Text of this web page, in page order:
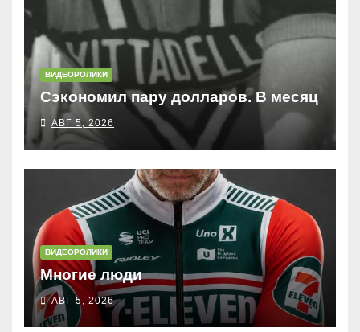
ВИДЕОРОЛИКИ
Сэкономил пару долларов. В месяц
АВГ 5, 2026
ВИДЕОРОЛИКИ
Многие люди
АВГ 5, 2026